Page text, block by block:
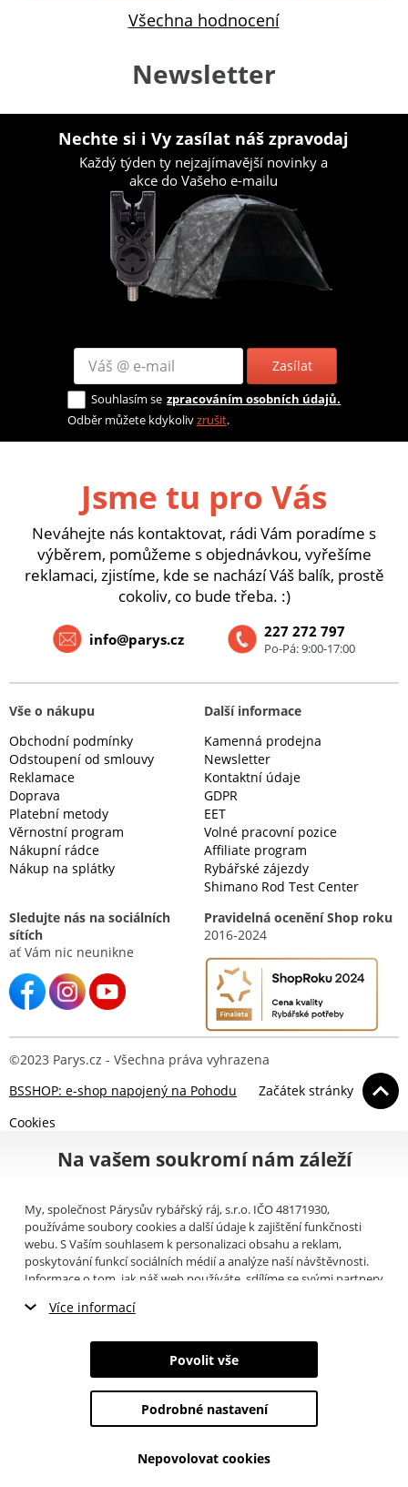
Všechna hodnocení
Newsletter
Nechte si i Vy zasílat náš zpravodaj
Každý týden ty nejzajímavější novinky a
akce do Vašeho e-mailu
Zasílat
Souhlasím se zpracováním osobních údajů.
Odběr můžete kdykolivzrušit.
Jsme tu pro Vás
Neváhejte nás kontaktovat, rádi Vám poradíme s
výběrem, pomůžeme s objednávkou, vyřešíme
reklamaci, zjistíme, kde se nachází Váš balík, prostě
cokoliv, co bude třeba. :)
227 272 797
Po-Pá: 9:00-17:00
info@parys.cz
Vše o nákupu
Obchodní podmínky
Odstoupení od smlouvy
Reklamace
Doprava
Platební metody
Věrnostní program
Nákupní rádce
Nákup na splátky
Další informace
Kamenná prodejna
Newsletter
Kontaktní údaje
GDPR
EET
Volné pracovní pozice
Affiliate program
Rybářské zájezdy
Shimano Rod Test Center
Sledujte nás na sociálních
sítích
ať Vám nic neunikne
Pravidelná ocenění Shop roku
2016-2024
©2023 Parys.cz - Všechna práva vyhrazena
BSSHOP: e-shop napojený na Pohodu
Začátek stránky
Cookies
Na vašem soukromí nám záleží
My, společnost Párysův rybářský ráj, s.r.o. IČO 48171930,
používáme soubory cookies a další údaje k zajištění funkčnosti
webu. S Vaším souhlasem k personalizaci obsahu a reklam,
poskytování funkcí sociálních médií a analýze naší návštěvnosti.
Informace o tom, jak náš web používáte, sdílíme se svými partnery
můžete přečíst, jak tyto informace Google používá. Partneři tyto
poskytli nebo které získali v důsledku toho, že používáte jejich
služby. Tyto údaje zahrnují cookies, data z dalších úložišť, IP
adresu a další informace spojené s prohlížením webu. Svůj souhlas
Více informací
Nezbytné cookies
Marketingové cookies
Analytické cookies
Údaje o uživatelích
Povolit vše
Podrobné nastavení
Nepovolovat cookies